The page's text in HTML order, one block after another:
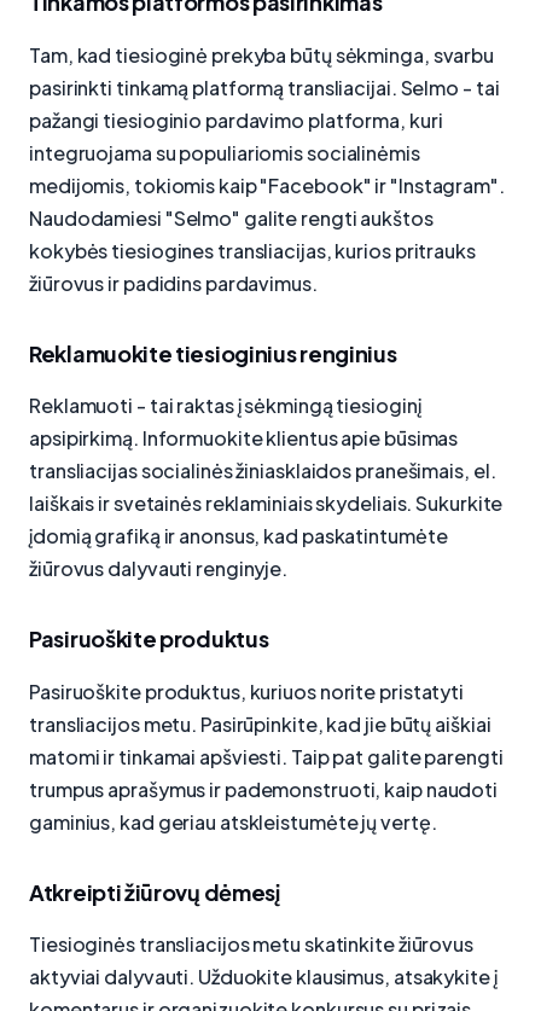
Tam, kad tiesioginė prekyba būtų sėkminga, svarbu
pasirinkti tinkamą platformą transliacijai. Selmo - tai
pažangi tiesioginio pardavimo platforma, kuri
integruojama su populiariomis socialinėmis
medijomis, tokiomis kaip "Facebook" ir "Instagram".
Naudodamiesi "Selmo" galite rengti aukštos
kokybės tiesiogines transliacijas, kurios pritrauks
žiūrovus ir padidins pardavimus.
Reklamuokite tiesioginius renginius
Reklamuoti - tai raktas į sėkmingą tiesioginį
apsipirkimą. Informuokite klientus apie būsimas
transliacijas socialinės žiniasklaidos pranešimais, el.
laiškais ir svetainės reklaminiais skydeliais. Sukurkite
įdomią grafiką ir anonsus, kad paskatintumėte
žiūrovus dalyvauti renginyje.
Pasiruoškite produktus
Pasiruoškite produktus, kuriuos norite pristatyti
transliacijos metu. Pasirūpinkite, kad jie būtų aiškiai
matomi ir tinkamai apšviesti. Taip pat galite parengti
trumpus aprašymus ir pademonstruoti, kaip naudoti
gaminius, kad geriau atskleistumėte jų vertę.
Atkreipti žiūrovų dėmesį
Tiesioginės transliacijos metu skatinkite žiūrovus
aktyviai dalyvauti. Užduokite klausimus, atsakykite į